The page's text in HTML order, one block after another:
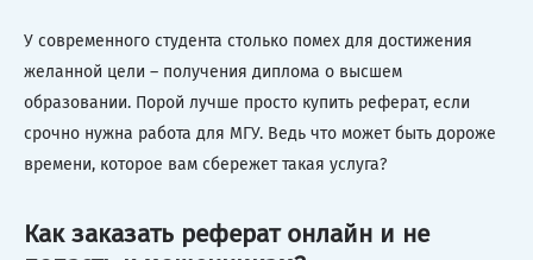
У современного студента столько помех для достижения
желанной цели – получения диплома о высшем
образовании. Порой лучше просто купить реферат, если
срочно нужна работа для МГУ. Ведь что может быть дороже
времени, которое вам сбережет такая услуга?
Как заказать реферат онлайн и не